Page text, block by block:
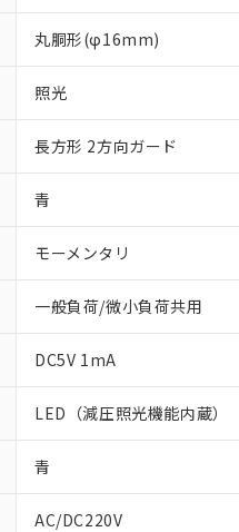
丸胴形(φ16mm)
照光
長方形 2方向ガード
青
モーメンタリ
一般負荷/微小負荷共用
DC5V 1mA
LED（減圧照光機能内蔵）
青
AC/DC220V